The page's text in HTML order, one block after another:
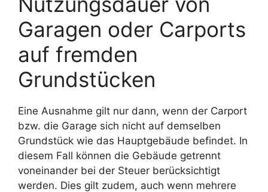
Garagen oder Carports
auf fremden
Grundstücken
Eine Ausnahme gilt nur dann, wenn der Carport
bzw. die Garage sich nicht auf demselben
Grundstück wie das Hauptgebäude befindet. In
diesem Fall können die Gebäude getrennt
voneinander bei der Steuer berücksichtigt
werden. Dies gilt zudem, auch wenn mehrere